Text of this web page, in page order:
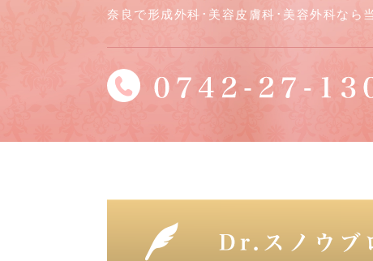
奈良で形成外科･美容皮膚科･美容外科なら